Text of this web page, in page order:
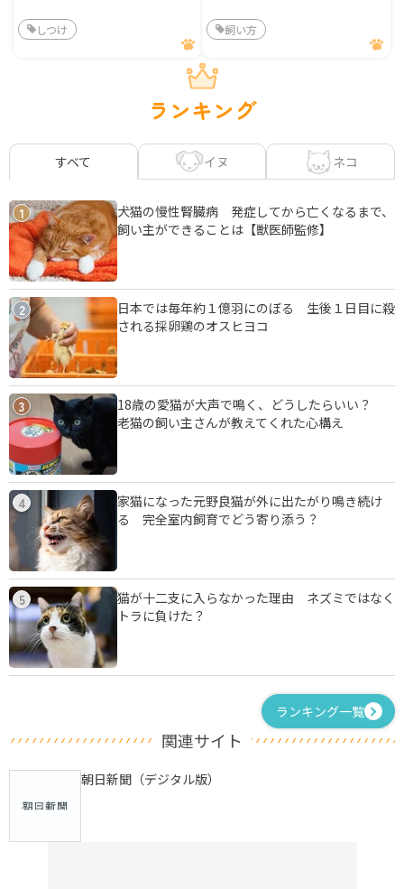
しつけ 飼い方
ランキング
すべて イヌ ネコ
1
犬猫の慢性腎臓病 発症してから亡くなるまで、
飼い主ができることは【獣医師監修】
2
日本では毎年約１億羽にのぼる 生後１日目に殺
される採卵鶏のオスヒヨコ
3
18歳の愛猫が大声で鳴く、どうしたらいい？
老猫の飼い主さんが教えてくれた心構え
4
家猫になった元野良猫が外に出たがり鳴き続け
る 完全室内飼育でどう寄り添う？
5
猫が十二支に入らなかった理由 ネズミではなく
トラに負けた？
ランキング一覧
関連サイト
朝日新聞（デジタル版）